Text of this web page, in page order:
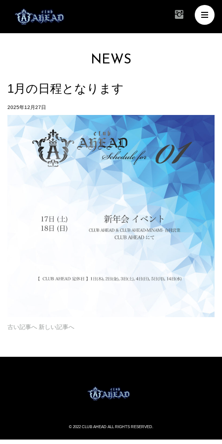
NEWS
1月の日程となります
2025年12月27日
古い記事へ 新しい記事へ
© 2022 CLUB AHEAD ALL RIGHTS RESERVED.